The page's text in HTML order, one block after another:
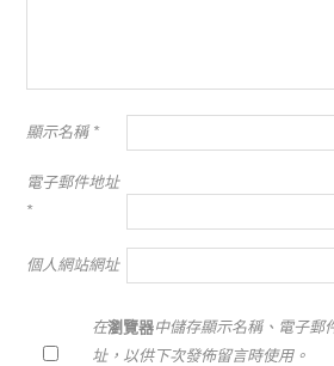
顯示名稱 *
電子郵件地址
*
個人網站網址
在瀏覽器中儲存顯示名稱、電子郵
址，以供下次發佈留言時使用。